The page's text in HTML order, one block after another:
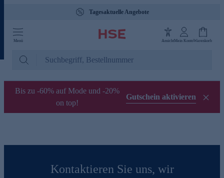
Tagesaktuelle Angebote
Menü AnsichtMein KontoWarenkorb
Bis zu -60% auf Mode und -20%
on top!
Gutschein aktivieren
Kontaktieren Sie uns, wir